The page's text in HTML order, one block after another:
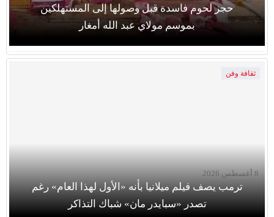
حجز لحوم فاسدة قبل وصولها إلى المستهلكين
بموسم مولاي عبد الله أمغار
ثقافة وفن
ترمب يصف فيلم ميلانيا بأنه «الأول لهذا العام» رغم
تصدر «سبايدر مان» شباك التذاكر
8 أغسطس 2026